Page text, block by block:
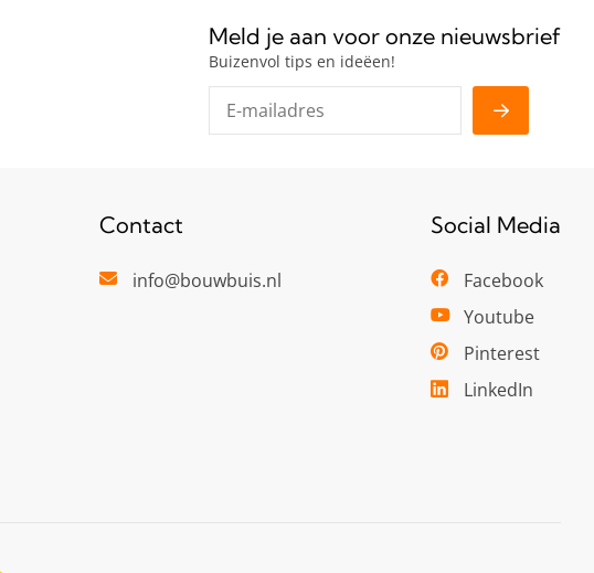
Meld je aan voor onze nieuwsbrief
Buizenvol tips en ideëen!
Contact
info@bouwbuis.nl
Social Media
Facebook
Youtube
Pinterest
LinkedIn